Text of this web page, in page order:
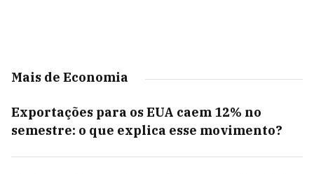
Mais de Economia
Exportações para os EUA caem 12% no
semestre: o que explica esse movimento?